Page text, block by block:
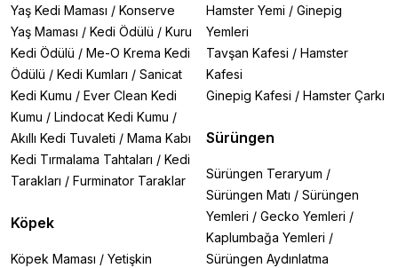
Yaş Kedi Maması / Konserve
Yaş Maması / Kedi Ödülü / Kuru
Kedi Ödülü / Me-O Krema Kedi
Ödülü / Kedi Kumları / Sanicat
Kedi Kumu / Ever Clean Kedi
Kumu / Lindocat Kedi Kumu /
Akıllı Kedi Tuvaleti / Mama Kabı
Kedi Tırmalama Tahtaları / Kedi
Tarakları / Furminator Taraklar
Köpek
Köpek Maması / Yetişkin
Hamster Yemi / Ginepig
Yemleri
Tavşan Kafesi / Hamster
Kafesi
Ginepig Kafesi / Hamster Çarkı
Sürüngen
Sürüngen Teraryum /
Sürüngen Matı / Sürüngen
Yemleri / Gecko Yemleri /
Kaplumbağa Yemleri /
Sürüngen Aydınlatma